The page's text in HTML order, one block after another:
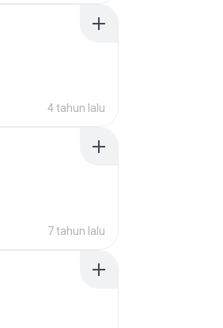
4 tahun lalu
7 tahun lalu